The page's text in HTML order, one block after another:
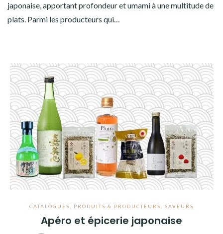
japonaise, apportant profondeur et umami à une multitude de
plats. Parmi les producteurs qui…
CATALOGUES PRODUITS & PRODUCTEURS SAVEURS
Apéro et épicerie japonaise